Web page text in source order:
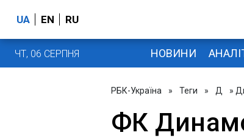
UA EN RU
ЧТ, 06 СЕРПНЯ НОВИНИ
РБК-Україна » Теги » Д »
ФК